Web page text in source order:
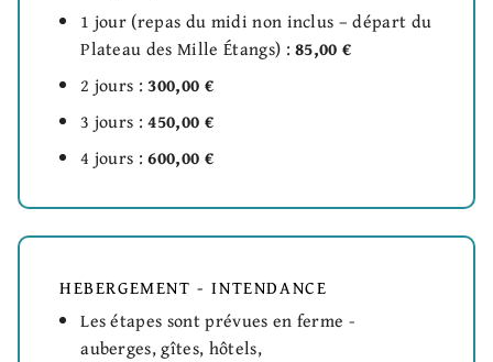
1 jour (repas du midi non inclus – départ du
Plateau des Mille Étangs) :85,00 €
2 jours :300,00 €
3 jours :450,00 €
4 jours :600,00 €
HEBERGEMENT - INTENDANCE
Les étapes sont prévues en ferme -
auberges, gîtes, hôtels,